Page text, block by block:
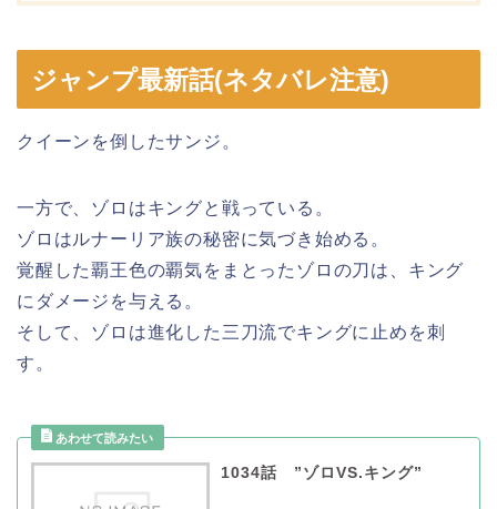
ジャンプ最新話(ネタバレ注意)
クイーンを倒したサンジ。
一方で、ゾロはキングと戦っている。
ゾロはルナーリア族の秘密に気づき始める。
覚醒した覇王色の覇気をまとったゾロの刀は、キング
にダメージを与える。
そして、ゾロは進化した三刀流でキングに止めを刺
す。
1034話 ”ゾロVS.キング”